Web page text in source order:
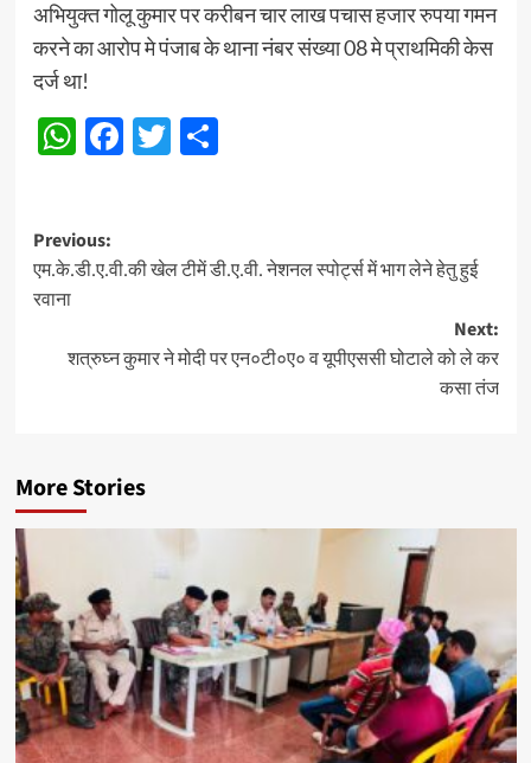
अभियुक्त गोलू कुमार पर करीबन चार लाख पचास हजार रुपया गमन
करने का आरोप मे पंजाब के थाना नंबर संख्या 08 मे प्राथमिकी केस
दर्ज था!
WhatsApp
Facebook
Twitter
Share
Post
navigation
Previous:
एम.के.डी.ए.वी.की खेल टीमें डी.ए.वी. नेशनल स्पोर्ट्स में भाग लेने हेतु हुई
रवाना
Next:
शत्रुघ्न कुमार ने मोदी पर एन०टी०ए० व यूपीएससी घोटाले को ले कर
कसा तंज
More Stories